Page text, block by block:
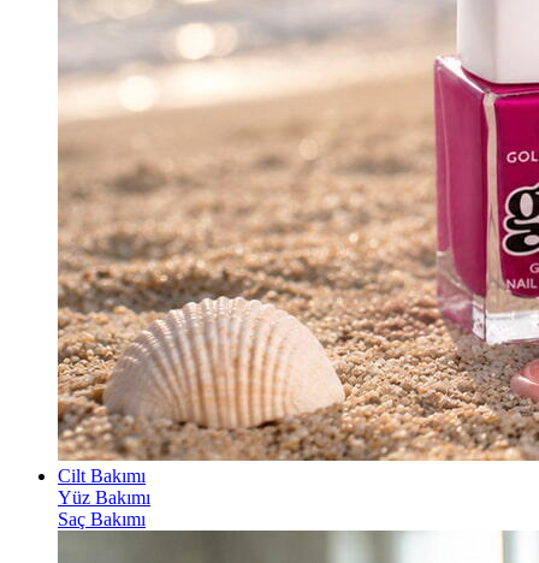
Cilt Bakımı
Yüz Bakımı
Saç Bakımı